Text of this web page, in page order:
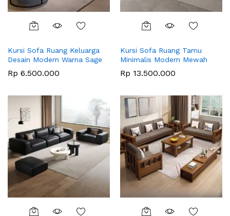
Kursi Sofa Ruang Keluarga
Desain Modern Warna Sage
Rp 6.500.000
Kursi Sofa Ruang Tamu
Minimalis Modern Mewah
Rp 13.500.000